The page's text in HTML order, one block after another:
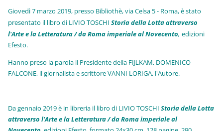
Giovedì 7 marzo 2019, presso Bibliothè, via Celsa 5 - Roma, è stato
presentato il libro di LIVIO TOSCHIStoria della Lotta attraverso
l'Arte e la Letteratura / da Roma imperiale al Novecento, edizioni
Efesto.
Hanno preso la parola il Presidente della FIJLKAM, DOMENICO
FALCONE, il giornalista e scrittore VANNI LORIGA, l'Autore.
Da gennaio 2019 è in libreria il libro di LIVIO TOSCHIStoria della Lotta
attraverso l'Arte e la Letteratura / da Roma imperiale al